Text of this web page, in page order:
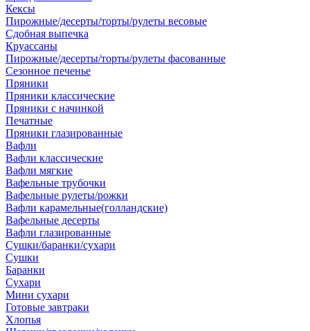
Кексы
Пирожные/десерты/торты/рулеты весовые
Сдобная выпечка
Круассаны
Пирожные/десерты/торты/рулеты фасованные
Сезонное печенье
Пряники
Пряники классические
Пряники с начинкой
Печатные
Пряники глазированные
Вафли
Вафли классические
Вафли мягкие
Вафельные трубочки
Вафельные рулеты/рожки
Вафли карамельные(голландские)
Вафельные десерты
Вафли глазированные
Сушки/баранки/сухари
Сушки
Баранки
Сухари
Мини сухари
Готовые завтраки
Хлопья